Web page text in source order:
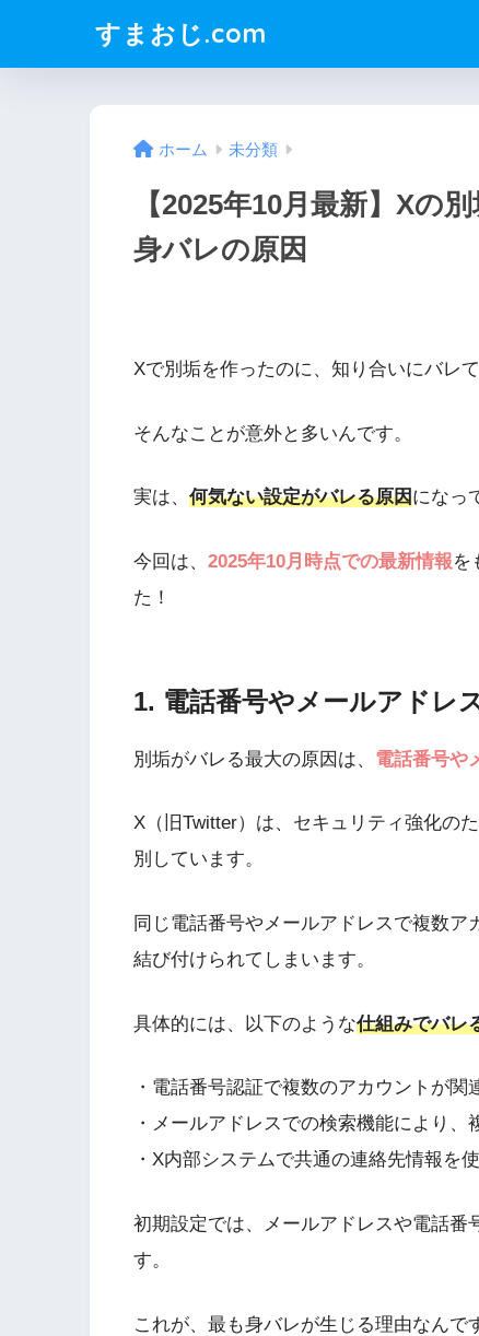
すまおじ.com
ホーム 未分類
【2025年10月最新】Xの
身バレの原因
Xで別垢を作ったのに、知り合いにバレ
そんなことが意外と多いんです。
実は、 何気ない設定がバレる原因になっ
今回は、 2025年10月時点での最新情報を
た！
1. 電話番号やメールアドレ
別垢がバレる最大の原因は、 電話番号や
X（旧Twitter）は、セキュリティ強化の
別しています。
同じ電話番号やメールアドレスで複数
結び付けられてしまいます。
具体的には、以下のような仕組みでバレ
・電話番号認証で複数のアカウントが関
・メールアドレスでの検索機能により
・X内部システムで共通の連絡先情報を
初期設定では、メールアドレスや電話番
す。
これが、最も身バレが生じる理由なんで